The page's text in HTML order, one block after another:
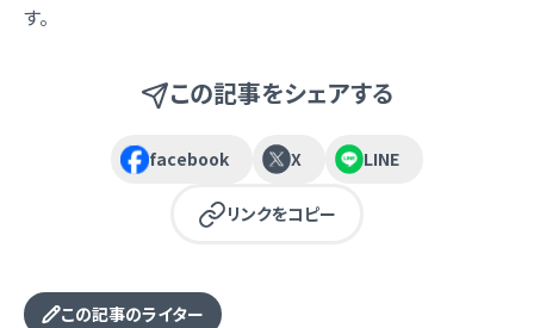
す。
この記事をシェアする
facebook X LINE
リンクをコピー
この記事のライター